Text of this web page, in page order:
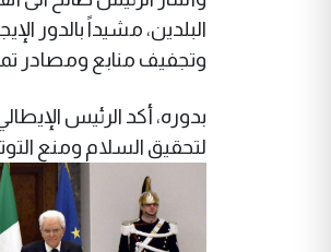
البلدين، مشيداً بالدور
وتجفيف منابع ومصادر
بدوره، أكد الرئيس
لتحقيق السلام ومنع